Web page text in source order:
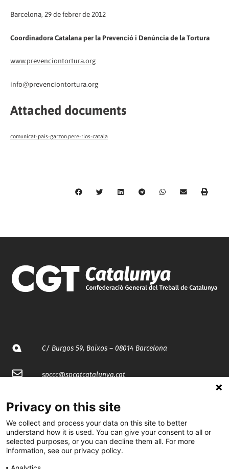
Barcelona, 29 de febrer de 2012
Coordinadora Catalana per la Prevenció i Denúncia de la Tortura
www.prevenciontortura.org
info@prevenciontortura.org
Attached documents
comunicat-pais-garzon.pere-rios-catala
C/ Burgos 59, Baixos – 08014 Barcelona
spccc@spcgtcatalunya.cat
@CGTCatalunya
cgtcatalunya
Privacy on this site
We collect and process your data on this site to better
understand how it is used. You can give your consent to all or
selected purposes, or you can decline them all. For more
information, see our privacy policy.